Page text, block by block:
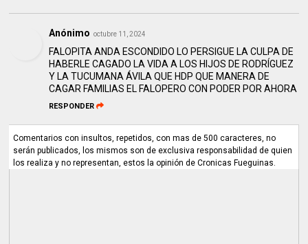
Anónimo octubre 11, 2024
FALOPITA ANDA ESCONDIDO LO PERSIGUE LA CULPA DE
HABERLE CAGADO LA VIDA A LOS HIJOS DE RODRÍGUEZ
Y LA TUCUMANA ÁVILA QUE HDP QUE MANERA DE
CAGAR FAMILIAS EL FALOPERO CON PODER POR AHORA
RESPONDER
Comentarios con insultos, repetidos, con mas de 500 caracteres, no
serán publicados, los mismos son de exclusiva responsabilidad de quien
los realiza y no representan, estos la opinión de Cronicas Fueguinas.